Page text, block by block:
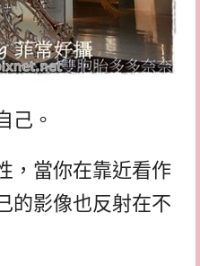
己。
，當你在靠近看作
的影像也反射在不